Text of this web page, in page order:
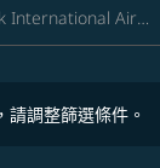
調整篩選條件。